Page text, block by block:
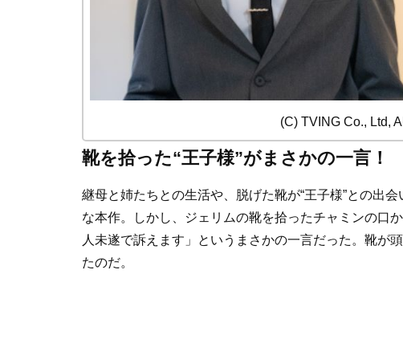
(C) TVING Co., Ltd,
靴を拾った“王子様”がまさかの一言！
継母と姉たちとの生活や、脱げた靴が“王子様”との出
な本作。しかし、ジェリムの靴を拾ったチャミンの口
人未遂で訴えます」というまさかの一言だった。靴が
たのだ。